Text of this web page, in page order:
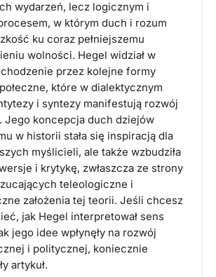
wydarzeń, lecz logicznym i
w którym duch i rozum
ku coraz pełniejszemu
wolności. Hegel widział w
przez kolejne formy
które w dialektycznym
i syntezy manifestują rozwój
Jego koncepcja duch dziejów
w historii stała się inspiracją dla
myślicieli, ale także wzbudziła
i krytykę, zwłaszcza ze strony
teleologiczne i
założenia tej teorii. Jeśli chcesz
jak Hegel interpretował sens
jego idee wpłynęły na rozwój
i politycznej, koniecznie
artykuł.